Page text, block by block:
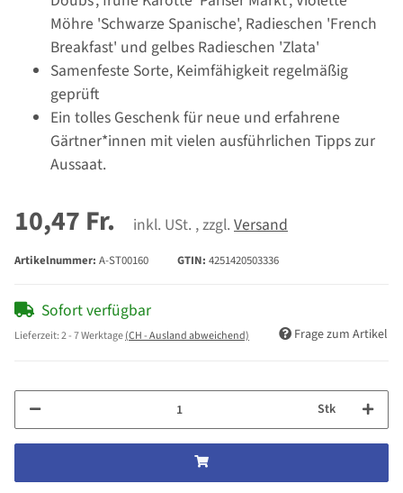
Möhre 'Schwarze Spanische', Radieschen 'French
Breakfast' und gelbes Radieschen 'Zlata'
Samenfeste Sorte, Keimfähigkeit regelmäßig
geprüft
Ein tolles Geschenk für neue und erfahrene
Gärtner*innen mit vielen ausführlichen Tipps zur
Aussaat.
10,47 Fr. inkl. USt. , zzgl. Versand
Artikelnummer: A-ST00160 GTIN: 4251420503336
Sofort verfügbar
Lieferzeit:2 - 7 Werktage(CH - Ausland abweichend) Frage zum Artikel
Stk